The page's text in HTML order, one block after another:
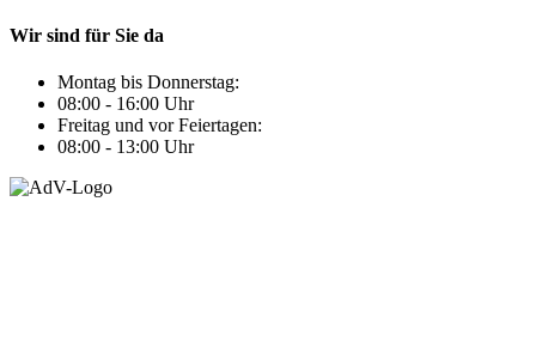
Wir sind für Sie da
Montag bis Donnerstag:
08:00 - 16:00 Uhr
Freitag und vor Feiertagen:
08:00 - 13:00 Uhr